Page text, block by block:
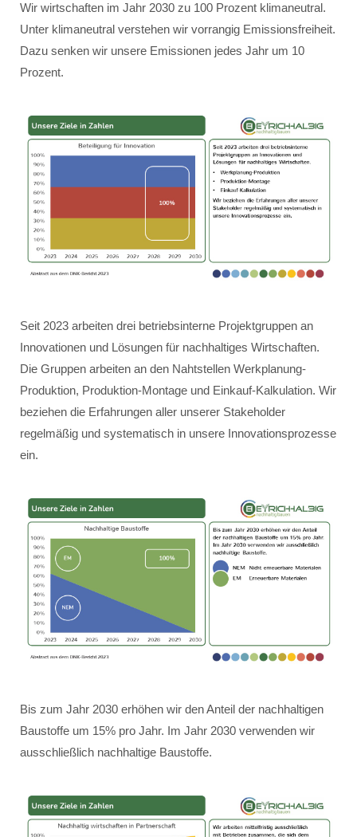
Wir wirtschaften im Jahr 2030 zu 100 Prozent klimaneutral.
Unter klimaneutral verstehen wir vorrangig Emissionsfreiheit.
Dazu senken wir unsere Emissionen jedes Jahr um 10
Prozent.
Seit 2023 arbeiten drei betriebsinterne Projektgruppen an
Innovationen und Lösungen für nachhaltiges Wirtschaften.
Die Gruppen arbeiten an den Nahtstellen Werkplanung-
Produktion, Produktion-Montage und Einkauf-Kalkulation. Wir
beziehen die Erfahrungen aller unserer Stakeholder
regelmäßig und systematisch in unsere Innovationsprozesse
ein.
Bis zum Jahr 2030 erhöhen wir den Anteil der nachhaltigen
Baustoffe um 15% pro Jahr. Im Jahr 2030 verwenden wir
ausschließlich nachhaltige Baustoffe.